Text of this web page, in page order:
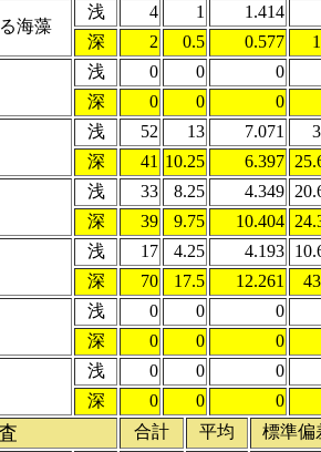
海藻
浅 4 1
1.414
深
2 0.5 0.577
浅 0 0
0
深
0 0 0
浅 52 13 7.071
深
41 10.25 6.397
浅 33 8.25 4.349
深
39 9.75 10.404
浅 17 4.25 4.193
深
70 17.5 12.261
浅 0 0
0
深
0 0 0
浅 0 0
0
深
0 0 0
合計 平均 標準偏